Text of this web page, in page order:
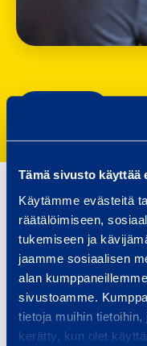
Tämä sivusto käyttää
Käytämme evästeitä
räätälöimiseen,
tukemiseen ja
jaamme sosiaalisen
alan
sivustoamme.
tietoja muihin
kerätty, kun olet
Ota